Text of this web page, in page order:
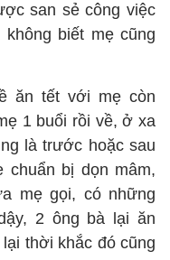
san sẻ công việc
biết mẹ cũng
ăn tết với mẹ còn
1 buổi rồi về, ở xa
là trước hoặc sau
bị dọn mâm,
mẹ gọi, có những
2 ông bà lại ăn
thời khắc đó cũng